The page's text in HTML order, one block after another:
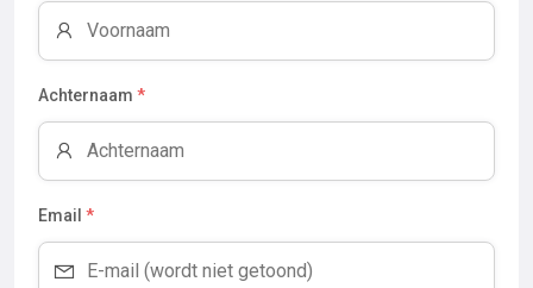
Achternaam *
Email *